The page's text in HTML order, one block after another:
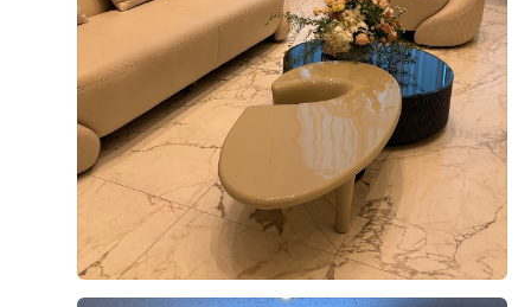
나고도 찍었어요) ​ 신부대기실 및 예식 진행 처음 계약 당
시 홀에서는 보증인원을 250명으로 얘기했는데 저희는 더
많이 올 걸로 예상해서 300명으로 부르고 대관료를 할인
받았는데요, 이후에 아빠 손님 막 100명 넘는다 계속 이 소
리를 하셔서^^ 직전에 350명으로 늘렸습니다. 예비 신부대
기실에서 사진을 미리 많이 찍어둔 덕에 메인 대기실에서
는 하객 응대에 집중 할 수 있었고 덕분에 친구들과 빠짐없
이 다 같이 사진을 찍을 수 있어 뿌듯했습니다. ​ 식 1시간
전 메인 대기실로 이동한 뒤로는 남편도 밖에서 하객을 맞
이하느라 얼굴을 거의 보지 못했습니다. 그렇게 정신없이
인사를 나누다 보니 곧 식 시작이라며 입장 문 앞에 서 있는
결혼식을 준비하면서 블로그 후기들을 참고해서 3주에 걸
쳐 웨딩홀을 3곳으로 추려서 직접 방문 상담을 다녔습니
다. DMC타워웨딩은 그 중 두 번째로 방문한 곳이었어요,
상담해주신 실장님이 친절하셨고 저희가 원하는 부분을 먼
저 짚어서 설명해주셔서 따로 질문할 게 별로 없었습니다.
ㅎ 역시나 밝은홀 파인 저의 마음에 들었던 점은 높은 층고
와 천장에서 들어오는 자연채광이었습니다. 실내 전체가
밝고 개방감이 좋아서 사진으로 봤을 때보다 실제로 봤을
때 훨씬 고급스럽게 느껴졌습니다! 너무 새하얗기만 한 홀
은 원하지 않았는데, 화이트·베이지 톤 플라워 장식이 웅장
더 보기
후기가 도움이 되었나요?